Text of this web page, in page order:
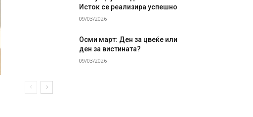
Исток се реализира успешно
09/03/2026
Осми март: Ден за цвеќе или
ден за вистината?
09/03/2026